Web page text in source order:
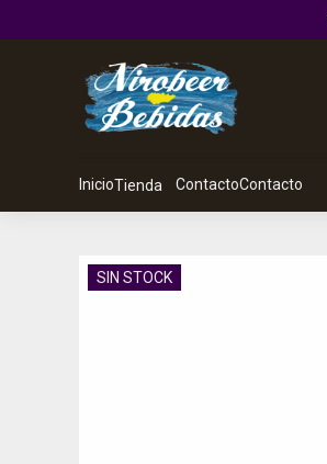
InicioTienda ContactoContacto
SIN STOCK